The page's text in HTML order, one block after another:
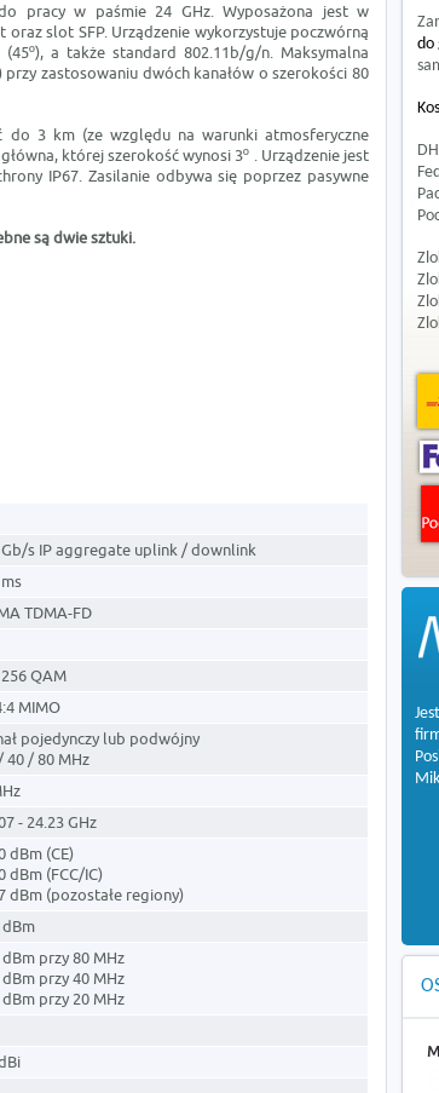
pracy w paśmie 24 GHz. Wyposażona jest w
slot SFP. Urządzenie wykorzystuje poczwórną
a także standard 802.11b/g/n. Maksymalna
zastosowaniu dwóch kanałów o szerokości 80
do 3 km (ze względu na warunki atmosferyczne
której szerokość wynosi 3º . Urządzenie jest
IP67. Zasilanie odbywa się poprzez pasywne
są dwie sztuki.
Gb/s IP aggregate uplink / downlink
TDMA-FD
QAM
MIMO
pojedynczy lub podwójny
40 / 80 MHz
- 24.23 GHz
dBm (CE)
dBm (FCC/IC)
dBm (pozostałe regiony)
dBm
przy 80 MHz
przy 40 MHz
przy 20 MHz
do